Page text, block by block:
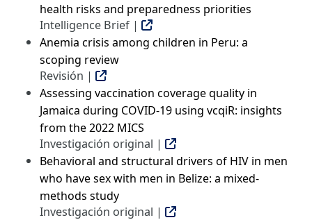
health risks and preparedness priorities
Intelligence Brief |
Anemia crisis among children in Peru: a
scoping review
Revisión |
Assessing vaccination coverage quality in
Jamaica during COVID-19 using vcqiR: insights
from the 2022 MICS
Investigación original |
Behavioral and structural drivers of HIV in men
who have sex with men in Belize: a mixed-
methods study
Investigación original |